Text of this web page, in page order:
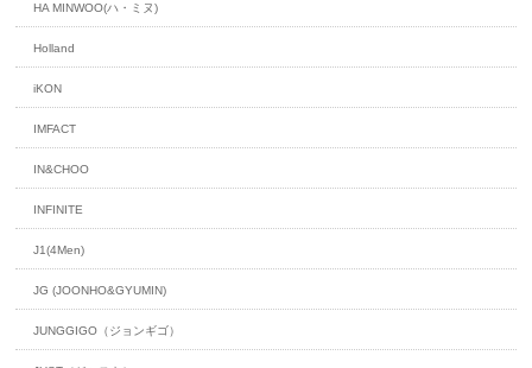
HA MINWOO(ハ・ミヌ)
Holland
iKON
IMFACT
IN&CHOO
INFINITE
J1(4Men)
JG (JOONHO&GYUMIN)
JUNGGIGO（ジョンギゴ）